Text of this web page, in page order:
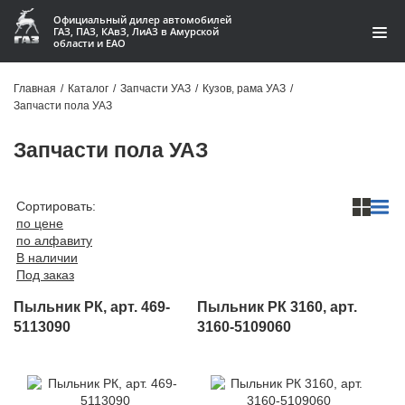
Официальный дилер автомобилей
ГАЗ, ПАЗ, КАвЗ, ЛиАЗ в Амурской
области и ЕАО
О компании
Контакты
Доставка
Гарантии
Статьи
Главная / Каталог / Запчасти УАЗ / Кузов, рама УАЗ /
Запчасти пола УАЗ
Запчасти пола УАЗ
Сортировать:
по цене
по алфавиту
В наличии
Под заказ
Пыльник РК, арт. 469-
5113090
Пыльник РК 3160, арт.
3160-5109060